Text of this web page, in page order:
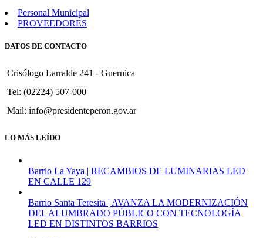
Personal Municipal
PROVEEDORES
DATOS DE CONTACTO
Crisólogo Larralde 241 - Guernica
Tel: (02224) 507-000
Mail: info@presidenteperon.gov.ar
LO MÁS LEÍDO
Barrio La Yaya | RECAMBIOS DE LUMINARIAS LED
EN CALLE 129
Barrio Santa Teresita | AVANZA LA MODERNIZACIÓN
DEL ALUMBRADO PÚBLICO CON TECNOLOGÍA
LED EN DISTINTOS BARRIOS